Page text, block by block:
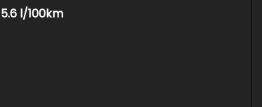
5.6 l/100km